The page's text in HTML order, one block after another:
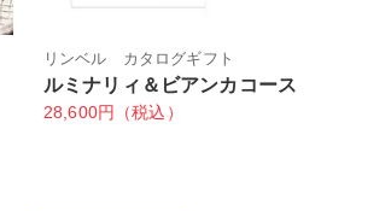
リンベル カタログギフト
ルミナリィ＆ビアンカコース
28,600円（税込）